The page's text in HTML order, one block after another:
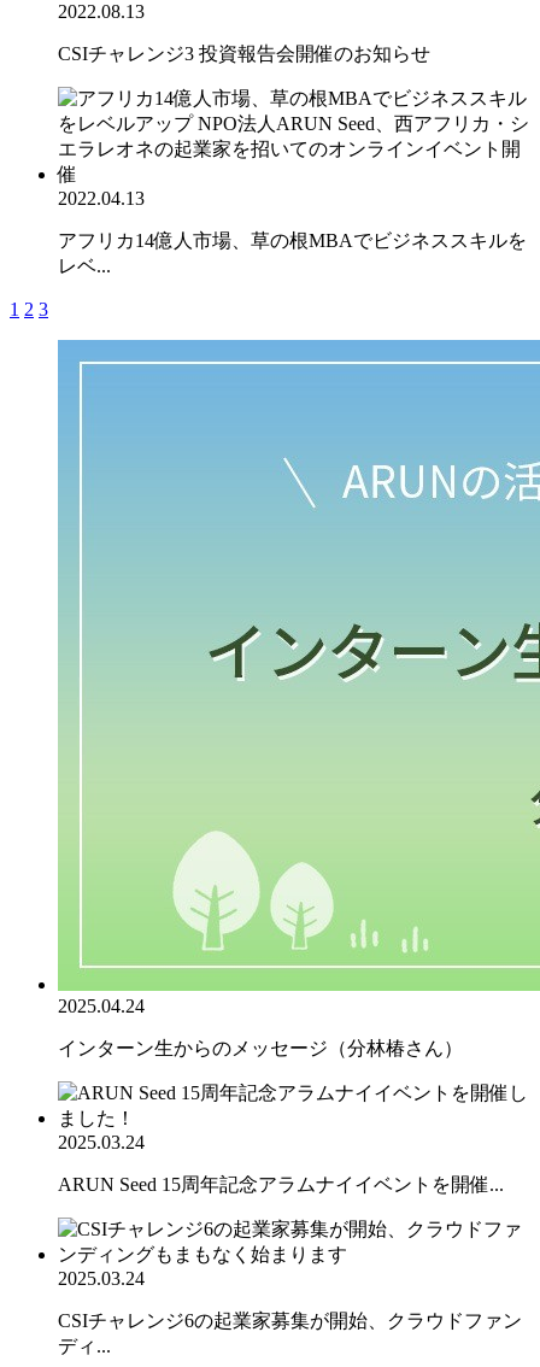
2022.08.13
CSIチャレンジ3 投資報告会開催のお知らせ
2022.04.13
アフリカ14億人市場、草の根MBAでビジネススキルを
レベ...
1 2 3
2025.04.24
インターン生からのメッセージ（分林椿さん）
2025.03.24
ARUN Seed 15周年記念アラムナイイベントを開催...
2025.03.24
CSIチャレンジ6の起業家募集が開始、クラウドファン
ディ...